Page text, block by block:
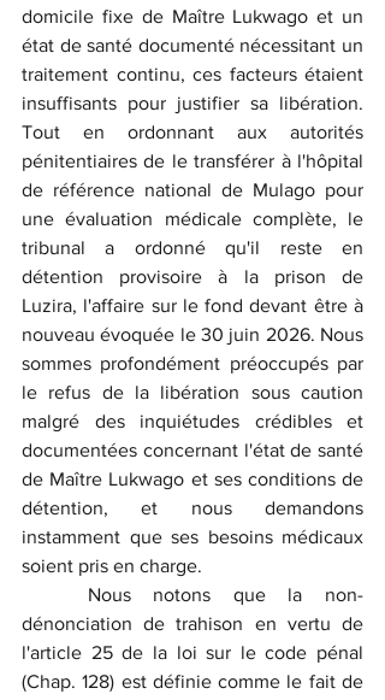
domicile fixe de Maître Lukwago et un
état de santé documenté nécessitant un
traitement continu, ces facteurs étaient
insuffisants pour justifier sa libération.
Tout en ordonnant aux autorités
pénitentiaires de le transférer à l'hôpital
de référence national de Mulago pour
une évaluation médicale complète, le
tribunal a ordonné qu'il reste en
détention provisoire à la prison de
Luzira, l'affaire sur le fond devant être à
nouveau évoquée le 30 juin 2026. Nous
sommes profondément préoccupés par
le refus de la libération sous caution
malgré des inquiétudes crédibles et
documentées concernant l'état de santé
de Maître Lukwago et ses conditions de
détention, et nous demandons
instamment que ses besoins médicaux
soient pris en charge.
dénonciation de trahison en vertu de
l'article 25 de la loi sur le code pénal
(Chap. 128) est définie comme le fait de